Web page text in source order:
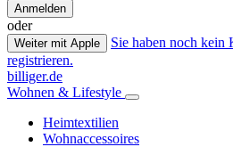
Anmelden
oder
Weiter mit Apple
Sie haben noch kein
registrieren.
billiger.de
Wohnen & Lifestyle
Heimtextilien
Wohnaccessoires